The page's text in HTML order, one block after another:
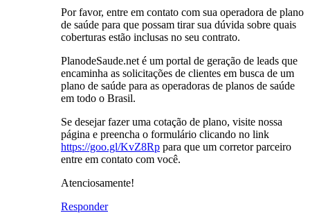
Por favor, entre em contato com sua operadora de plano
de saúde para que possam tirar sua dúvida sobre quais
coberturas estão inclusas no seu contrato.
PlanodeSaude.net é um portal de geração de leads que
encaminha as solicitações de clientes em busca de um
plano de saúde para as operadoras de planos de saúde
em todo o Brasil.
Se desejar fazer uma cotação de plano, visite nossa
página e preencha o formulário clicando no link
https://goo.gl/KvZ8Rp para que um corretor parceiro
entre em contato com você.
Atenciosamente!
Responder